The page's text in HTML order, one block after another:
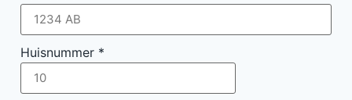
Huisnummer *